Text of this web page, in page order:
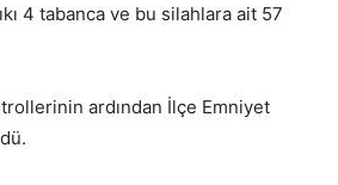
4 tabanca ve bu silahlara ait 57
ardından İlçe Emniyet